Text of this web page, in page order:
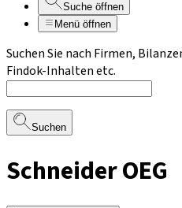
Suche öffnen
Menü öffnen
Suchen Sie nach Firmen,
Findok-Inhalten etc.
Suchen
Schneider OEG